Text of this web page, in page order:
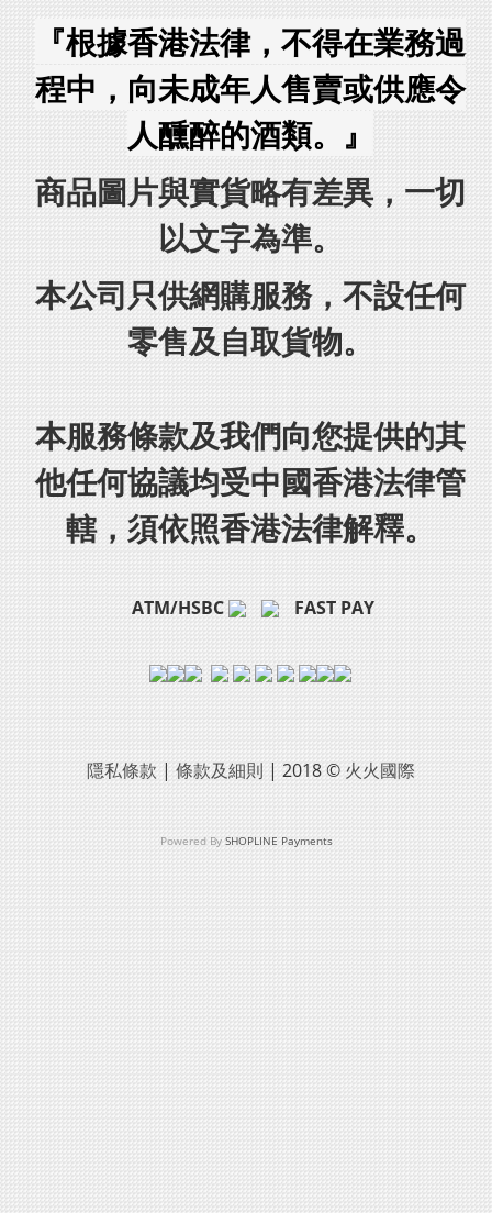
『根據香港法律，不得在業務過
程中，向未成年人售賣或供應令
人醺醉的酒類。』
商品圖片與實貨略有差異，一切
以文字為準。
本公司只供網購服務，不設任何
零售及自取貨物。
本服務條款及我們向您提供的其
他任何協議均受中國香港法律管
轄，須依照香港法律解釋。
ATM/HSBC FAST PAY
隱私條款 | 條款及細則 | 2018 © 火火國際
Powered By SHOPLINE Payments